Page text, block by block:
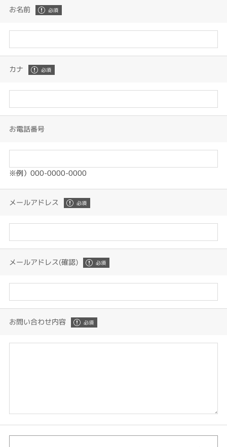
お名前
カナ
お電話番号
※例）000-0000-0000
メールアドレス
メールアドレス(確認)
お問い合わせ内容